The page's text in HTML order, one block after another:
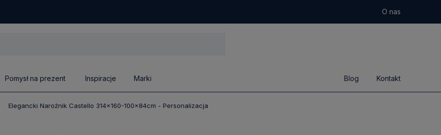
O nas
Pomysł na prezent Inspiracje Marki Blog Kontakt
Elegancki Narożnik Castello 314x160-100x84cm - Personalizacja